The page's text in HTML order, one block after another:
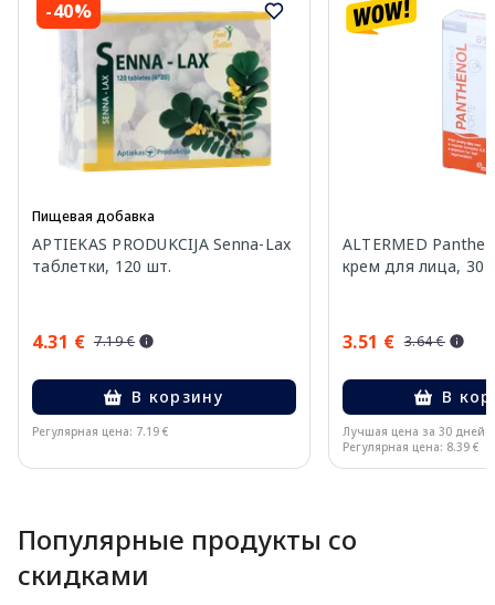
-40%
Пищевая добавка
APTIEKAS PRODUKCIJA Senna-Lax
таблетки, 120 шт.
4.31 € 7.19 €
В корзину
Регулярная цена: 7.19 €
ALTERMED
крем для лица, 30 г
3.51 € 3.64 €
В
Лучшая цена за 30 дней:
Регулярная цена: 8.39 €
Популярные продукты со
скидками